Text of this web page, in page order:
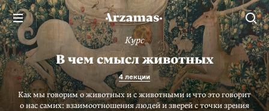
Курс
В чем смысл животных
4 лекции
Как мы говорим о животных и с животными и что это говорит
о нас самих: взаимоотношения людей и зверей с точки зрения